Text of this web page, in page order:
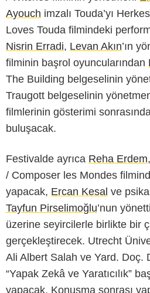
Ayouch imzalı Touda’yı
Loves Touda filmindeki
Nisrin Erradi, Levan Akın’ın
filminin başrol oyuncularından
The Building belgeselinin
Traugott belgeselinin
filmlerinin gösterimi
buluşacak.
Festivalde ayrıca Reha Erdem
/ Composer les Mondes
yapacak, Ercan Kesal ve
Tayfun Pirselimoğlu’nun
üzerine seyircilerle birlikte bir
gerçekleştirecek. Utrecht
Ali Albert Salah ve Yard. Doç.
“Yapak Zekâ ve Yaratıcılık”
yapacak. Konuşma sonrası